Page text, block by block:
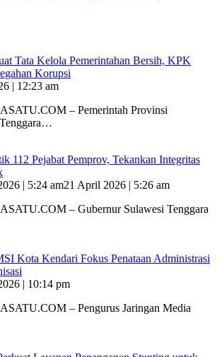
Tata Kelola Pemerintahan Bersih, KPK
Korupsi
| 12:23 am
– Pemerintah Provinsi
112 Pejabat Pemprov, Tekankan Integritas
| 5:24 am21 April 2026 | 5:26 am
– Gubernur Sulawesi Tenggara
Kota Kendari Fokus Penataan Administrasi
| 10:14 pm
– Pengurus Jaringan Media